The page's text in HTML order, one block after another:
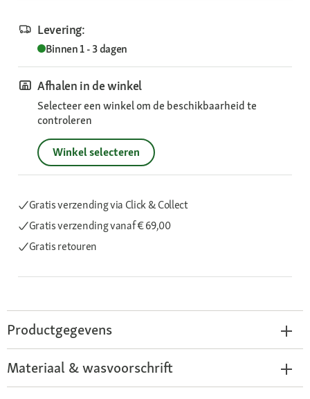
Levering:
Binnen 1 - 3 dagen
Afhalen in de winkel
Selecteer een winkel om de beschikbaarheid te
controleren
Winkel selecteren
Gratis verzending via Click & Collect
Gratis verzendingvanaf € 69,00
Gratis retouren
Productgegevens
Materiaal & wasvoorschrift